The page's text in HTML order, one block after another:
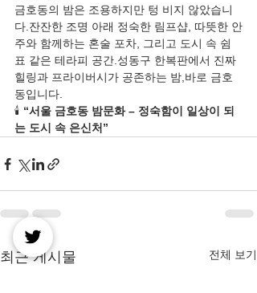
금호동의 밤은 조용하지만 텅 비지 않았습니
다.잔잔한 조명 아래 정숙한 림프샵, 따뜻한 안
주와 함께하는 혼술 포차, 그리고 도시 속 쉼
표 같은 테라피 공간.성동구 한복판에서 진짜
힐링과 프라이버시가 공존하는 밤,바로 금호
동입니다.
🕯️ “서울 금호동 밤문화 – 정숙함이 일상이 되
는 도시 속 은신처”
최근 게시물 전체 보기